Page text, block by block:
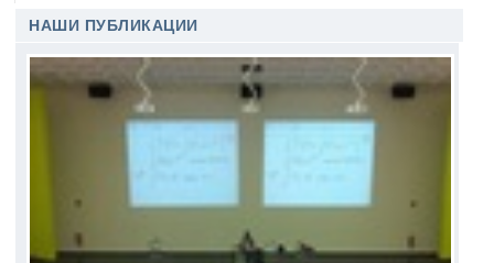
НАШИ ПУБЛИКАЦИИ